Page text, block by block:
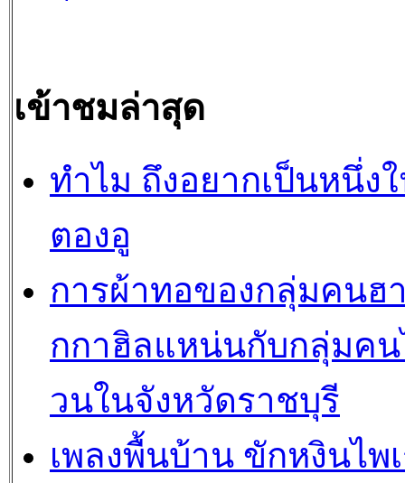
เข้าชมล่าสุด
ทำไม ถึงอยากเป็นหนึ่ง
ตองอู
การผ้าทอของกลุ่มคนฮ
กกาฮิลแหน่นกับกลุ่มคน
วนในจังหวัดราชบุรี
เพลงพื้นบ้าน ขักหงินไพ